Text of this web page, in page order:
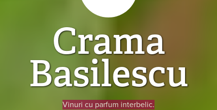
Crama
Basilescu
Vinuri cu parfum interbelic.